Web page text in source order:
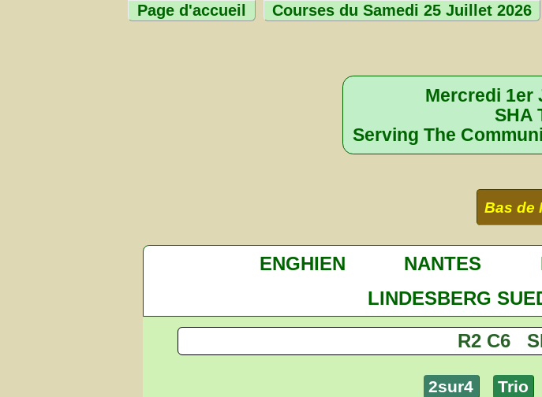
Page d'accueil Courses du Samedi 25 Juillet 2026
Mercredi 1er
SHA
Serving The
Bas de
ENGHIEN NANTES
LINDESBERG
R2 C6
2sur4 Trio